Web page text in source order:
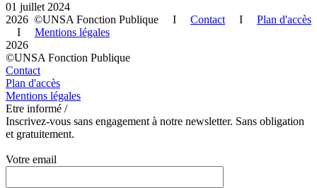
01 juillet 2024
2026 ©UNSA Fonction Publique I Contact I Plan d'accès
I Mentions légales
2026
©UNSA Fonction Publique
Contact
Plan d'accès
Mentions légales
Etre informé /
Inscrivez-vous sans engagement à notre newsletter. Sans obligation
et gratuitement.
Votre email